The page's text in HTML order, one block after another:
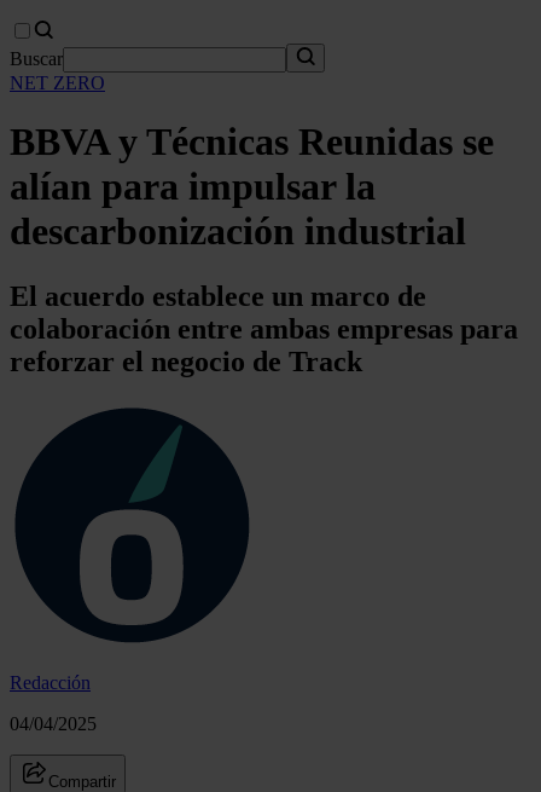
Buscar
NET ZERO
BBVA y Técnicas Reunidas se
alían para impulsar la
descarbonización industrial
El acuerdo establece un marco de
colaboración entre ambas empresas para
reforzar el negocio de Track
Redacción
04/04/2025
Compartir